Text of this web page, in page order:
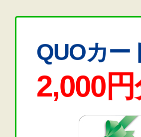
QUOカー
2,000